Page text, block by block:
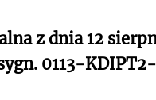
z dnia 12
0113-